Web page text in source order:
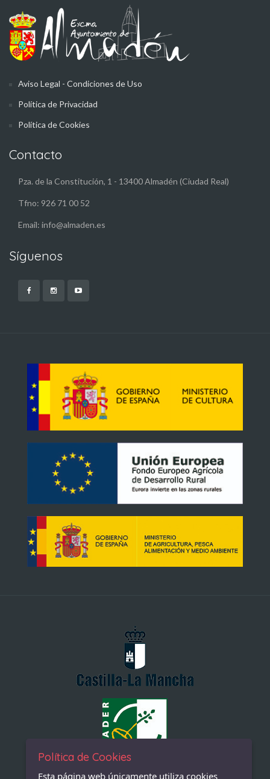
Aviso Legal - Condiciones de Uso
Política de Privacidad
Política de Cookies
Contacto
Pza. de la Constitución, 1 - 13400 Almadén (Ciudad Real)
Tfno: 926 71 00 52
Email: info@almaden.es
Síguenos
Política de Cookies
Esta página web únicamente utiliza cookies